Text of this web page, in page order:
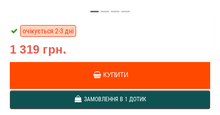
1 319 грн.
очікується 2-3 дні
КУПИТИ
ЗАМОВЛЕННЯ В 1 ДОТИК